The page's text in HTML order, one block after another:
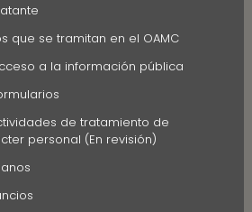
que se tramitan en el OAMC
a la información pública
de tratamiento de
personal (En revisión)